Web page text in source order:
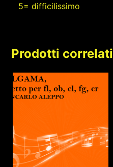
5= difficilissimo
Prodotti correlati